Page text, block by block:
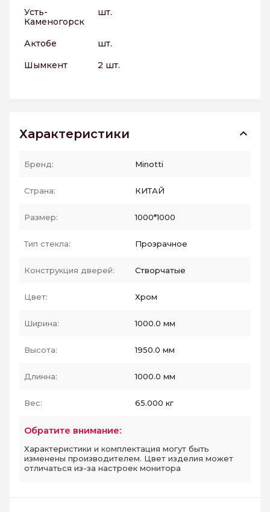
Усть-
Каменогорск
шт.
Актобе
шт.
Шымкент
2 шт.
Характеристики
Бренд: Minotti
Страна: КИТАЙ
Размер: 1000*1000
Тип стекла: Прозрачное
Конструкция дверей: Створчатые
Цвет: Хром
Ширина: 1000.0 мм
Высота: 1950.0 мм
Длинна: 1000.0 мм
Вес: 65.000 кг
Обратите внимание:
Характеристики и комплектация могут быть
изменены производителем. Цвет изделия может
отличаться из-за настроек монитора